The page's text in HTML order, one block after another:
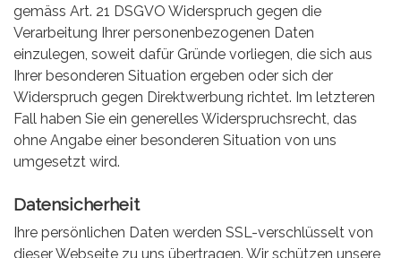
gemäss Art. 21 DSGVO Widerspruch gegen die
Verarbeitung Ihrer personenbezogenen Daten
einzulegen, soweit dafür Gründe vorliegen, die sich aus
Ihrer besonderen Situation ergeben oder sich der
Widerspruch gegen Direktwerbung richtet. Im letzteren
Fall haben Sie ein generelles Widerspruchsrecht, das
ohne Angabe einer besonderen Situation von uns
umgesetzt wird.
Datensicherheit
Ihre persönlichen Daten werden SSL-verschlüsselt von
dieser Webseite zu uns übertragen. Wir schützen unsere